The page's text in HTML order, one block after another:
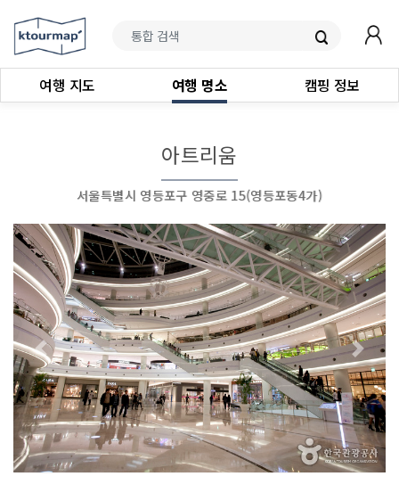
여행 지도 여행 명소 캠핑 정보
아트리움
서울특별시 영등포구 영중로 15(영등포동4가)